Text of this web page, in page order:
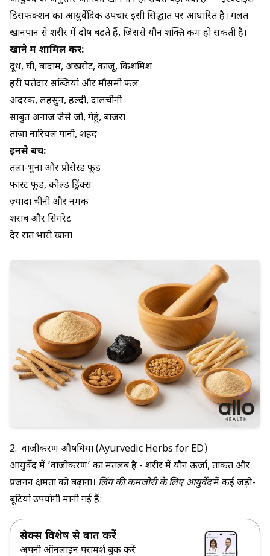
डिसफंक्शन का आयुर्वेदिक उपचारइसी सिद्धांत पर आधारित है। गलत
खानपान से शरीर में दोष बढ़ते हैं, जिससे यौन शक्ति कम हो सकती है।
खाने में शामिल करें:
दूध, घी, बादाम, अखरोट, काजू, किशमिश
हरी पत्तेदार सब्जियां और मौसमी फल
अदरक, लहसुन, हल्दी, दालचीनी
साबुत अनाज जैसे जौ, गेहूं, बाजरा
ताज़ा नारियल पानी, शहद
इनसे बचें:
तला-भुना और प्रोसेस्ड फूड
फास्ट फूड, कोल्ड ड्रिंक्स
ज़्यादा चीनी और नमक
शराब और सिगरेट
देर रात भारी खाना
2. वाजीकरण औषधियां (Ayurvedic Herbs for ED)
आयुर्वेद में ‘वाजीकरण’ का मतलब है - शरीर में यौन ऊर्जा, ताकत और
प्रजनन क्षमता को बढ़ाना। लिंग की कमजोरी के लिए आयुर्वेदमें कई जड़ी-
बूटियां उपयोगी मानी गई हैं:
सेक्स विशेषज्ञ से बात करें
अपनी ऑनलाइन परामर्श बुक करें